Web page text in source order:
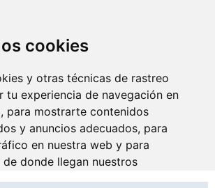
cookies
y otras técnicas de rastreo
tu experiencia de navegación en
para mostrarte contenidos
y anuncios adecuados, para
en nuestra web y para
donde llegan nuestros
nosotros